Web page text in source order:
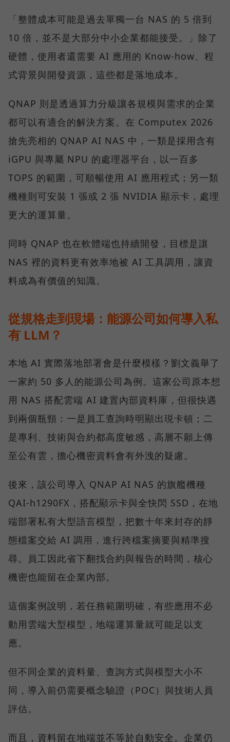
「整體成本可能是過去單獨一台 NAS 的 5 倍到
10 倍，並不是大部分中小企業都能接受。」除了
硬體，使用者還需要 AI 應用的 Know-how、程
式背景與開發資源，這些都是落地成本。
QNAP 則是透過算力分級讓各規模與需求的企業
都可以有適合的解決方案。在 Computex 2026
搶先亮相的 QNAP AI NAS 中，一類是採用含有
iGPU 與專屬 NPU 的處理器平台，以一百多
TOPS 的範圍，可順暢使用 AI 應用程式；另一類
機種則可安裝 1 張或 2 張 NVIDIA 顯示卡，處理
更大的運算量。
同時 QNAP 也在軟體端也持續開發，目標是讓
NAS 裡的資料更有效率地被 AI 工具調用，讓資
料成為有價值的知識。
從規格走到現場：能源公司如何導入私
有 LLM？
本地 AI 實際落地部署會是什麼模樣？劉文義舉了
一家約 50 多人的能源公司為例。這家公司原本想
用 NAS 搭配雲端 AI 建置內部資料庫，但很快遇
到兩個瓶頸：一是員工查詢時明顯出現卡頓；二
是專利、技術與合約都高度敏感，高層不願上傳
至公有雲，擔心機密資料會有外洩的疑慮。
後來，該公司導入 QNAP AI NAS 的旗艦機種
QAI-h1290FX，搭配顯示卡與全快閃 SSD，在地
端部署私有大型語言模型，把數十年來封存的靜
態檔案交給 AI 調用，進行跨檔案摘要與精準搜
尋。員工因此省下翻找合約與報告的時間，核心
機密也能留在企業內部。
這個案例說明，若任務範圍明確，有些應用不必
動用雲端大型模型，地端運算量就可能足以支
應。
但不同企業的資料量、查詢方式與模型大小不
同，導入前仍需要概念驗證（POC）與技術人員
評估。
而且，資料留在地端並不等於自動安全。企業仍